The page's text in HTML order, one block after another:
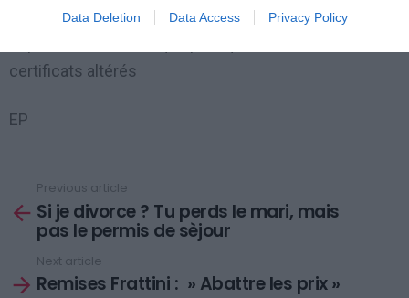
Data Deletion Data Access Privacy Policy
pratiques comme si tout était régulier. Entre temps
certificats altérés
EP
more
Previous article
Si je divorce ? Tu perds le mari, mais
pas le permis de sèjour
Next article
Remises Frattini : » Abattre les prix »